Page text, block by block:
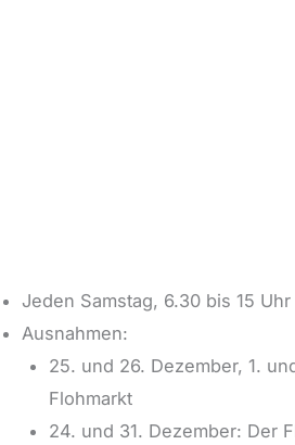
Jeden Samstag, 6.30 bis 15 Uhr
Ausnahmen:
25. und 26. Dezember, 1.
Flohmarkt
24. und 31. Dezember: Der